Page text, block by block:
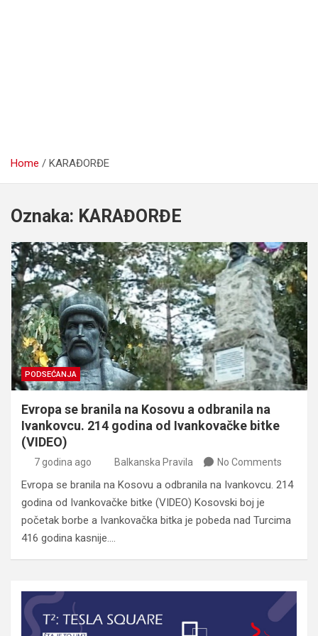
Home KARAĐORĐE
Oznaka: KARAĐORĐE
PODSEĆANJA
Evropa se branila na Kosovu a odbranila na
Ivankovcu. 214 godina od Ivankovačke bitke
(VIDEO)
7 godina ago Balkanska Pravila No Comments
Evropa se branila na Kosovu a odbranila na Ivankovcu. 214
godina od Ivankovačke bitke (VIDEO) Kosovski boj je
početak borbe a Ivankovačka bitka je pobeda nad Turcima
416 godina kasnije.…